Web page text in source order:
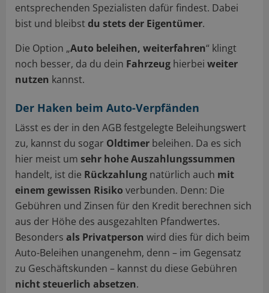
entsprechenden Spezialisten dafür findest. Dabei
bist und bleibstdu stets der Eigentümer.
Die Option „Auto beleihen, weiterfahren“ klingt
noch besser, da du dein Fahrzeug hierbei weiter
nutzen kannst.
Der Haken beim Auto-Verpfänden
Lässt es der in den AGB festgelegte Beleihungswert
zu, kannst du sogar Oldtimer beleihen. Da es sich
hier meist um sehr hohe Auszahlungssummen
handelt, ist die Rückzahlung natürlich auch mit
einem gewissen Risiko verbunden. Denn: Die
Gebühren und Zinsen für den Kredit berechnen sich
aus der Höhe des ausgezahlten Pfandwertes.
Besonders als Privatperson wird dies für dich beim
Auto-Beleihen unangenehm, denn – im Gegensatz
zu Geschäftskunden – kannst du diese Gebühren
nicht steuerlich absetzen.